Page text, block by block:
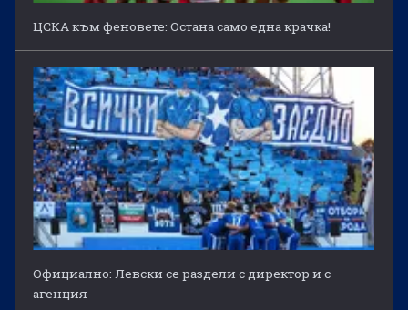
ЦСКА към феновете: Остана само една крачка!
Официално: Левски се раздели с директор и с
агенция